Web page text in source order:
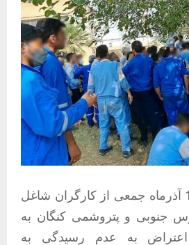
صبح روز سه شنبه 1 آذرماه جمعی از کارگران شاغل
جنوبی و پتروشمی کنگان به
به عدم رسیدگی به